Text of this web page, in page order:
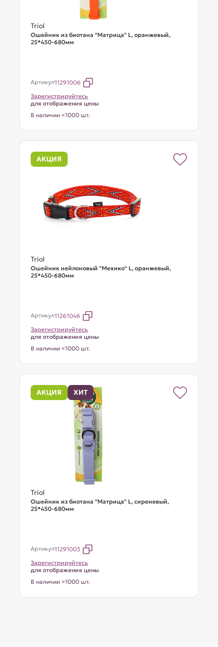
Triol
Ошейник из биотана "Матрица" L, оранжевый,
25*450-680мм
Артикул11291006
Зарегистрируйтесь
для отображения цены
В наличии <1000 шт.
АКЦИЯ
Triol
Ошейник нейлоновый "Мехико" L, оранжевый,
25*450-680мм
Артикул11261046
Зарегистрируйтесь
для отображения цены
В наличии <1000 шт.
АКЦИЯ ХИТ
Triol
Ошейник из биотана "Матрица" L, сиреневый,
25*450-680мм
Артикул11291003
Зарегистрируйтесь
для отображения цены
В наличии >1000 шт.